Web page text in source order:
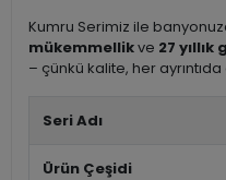
Kumru Serimiz ile
mükemmellikve 27 yıllık
– çünkü kalite, her
Seri Adı
Ürün Çeşidi